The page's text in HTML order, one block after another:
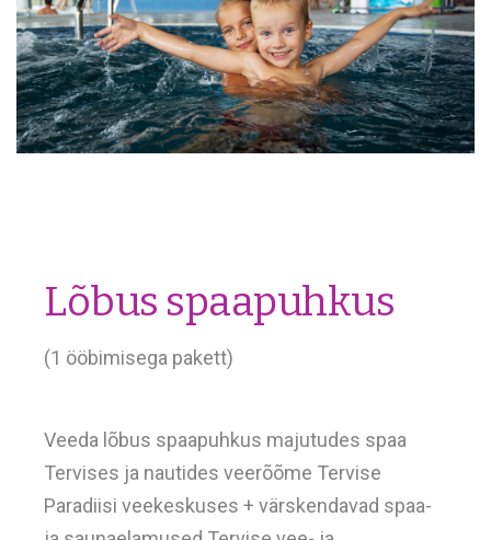
Lõbus spaapuhkus
(1 ööbimisega pakett)
Veeda lõbus spaapuhkus majutudes spaa
Tervises ja nautides veerõõme Tervise
Paradiisi veekeskuses + värskendavad spaa-